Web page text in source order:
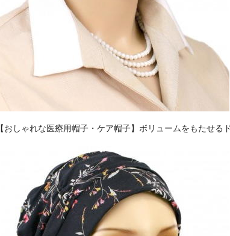
【おしゃれな医療用帽子・ケア帽子】ボリュームをもたせ